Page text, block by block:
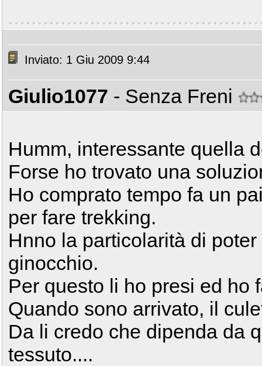
Inviato: 1 Giu 2009 9:44
Giulio1077 - Senza Freni
Humm, interessante quella
Forse ho trovato una
Ho comprato tempo fa un
per fare trekking.
Hnno la particolarità di
ginocchio.
Per questo li ho presi ed ho
Quando sono arrivato, il
Da li credo che dipenda da
tessuto....